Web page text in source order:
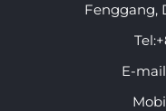
Fenggang,
Tel:
E-